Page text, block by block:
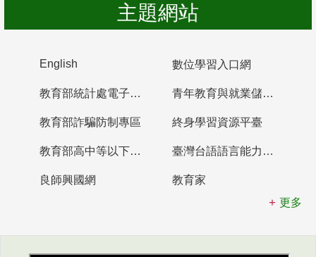
主題網站
English 數位學習入口網
教育部統計處電子書櫃 青年教育與就業儲蓄帳戶
教育部詐騙防制專區 終身學習資源平臺
教育部高中等以下學校及幼兒園教師資格檢定考試 臺灣台語語言能力認證網站
良師興國網
教育家
更多